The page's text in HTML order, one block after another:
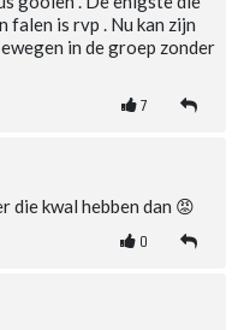
is rvp . Nu kan zijn
in de groep zonder
7
die kwal hebben dan 😡
0